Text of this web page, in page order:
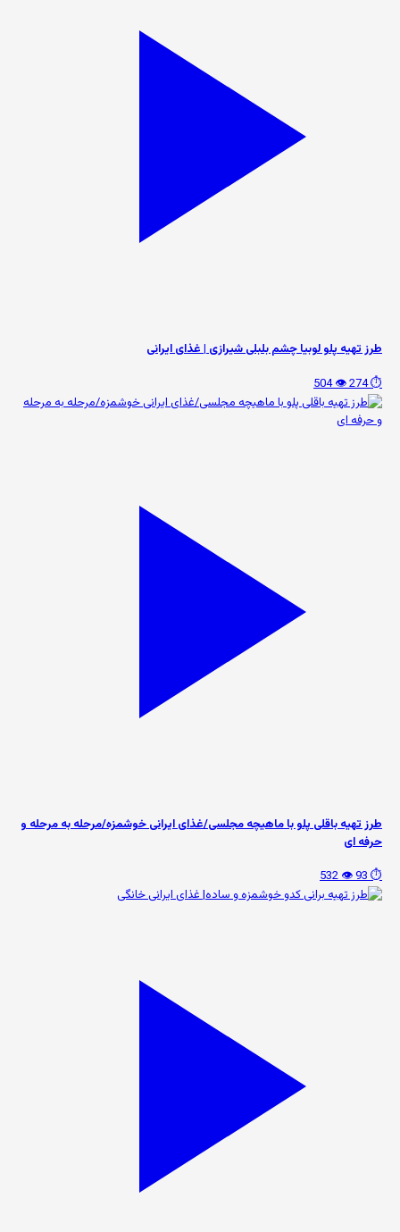
طرز تهیه پلو لوبیا چشم بلبلی شیرازی | غذای ایرانی
⏱️ 274
👁️ 504
طرز تهیه باقلی پلو با ماهیچه مجلسی/غذای ایرانی خوشمزه/مرحله به مرحله و
حرفه ای
⏱️ 93
👁️ 532